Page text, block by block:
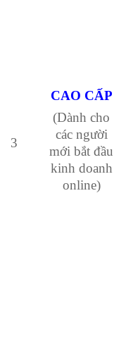
3
CAO CẤP
(Dành cho
các người
mới bắt đầu
kinh doanh
online)